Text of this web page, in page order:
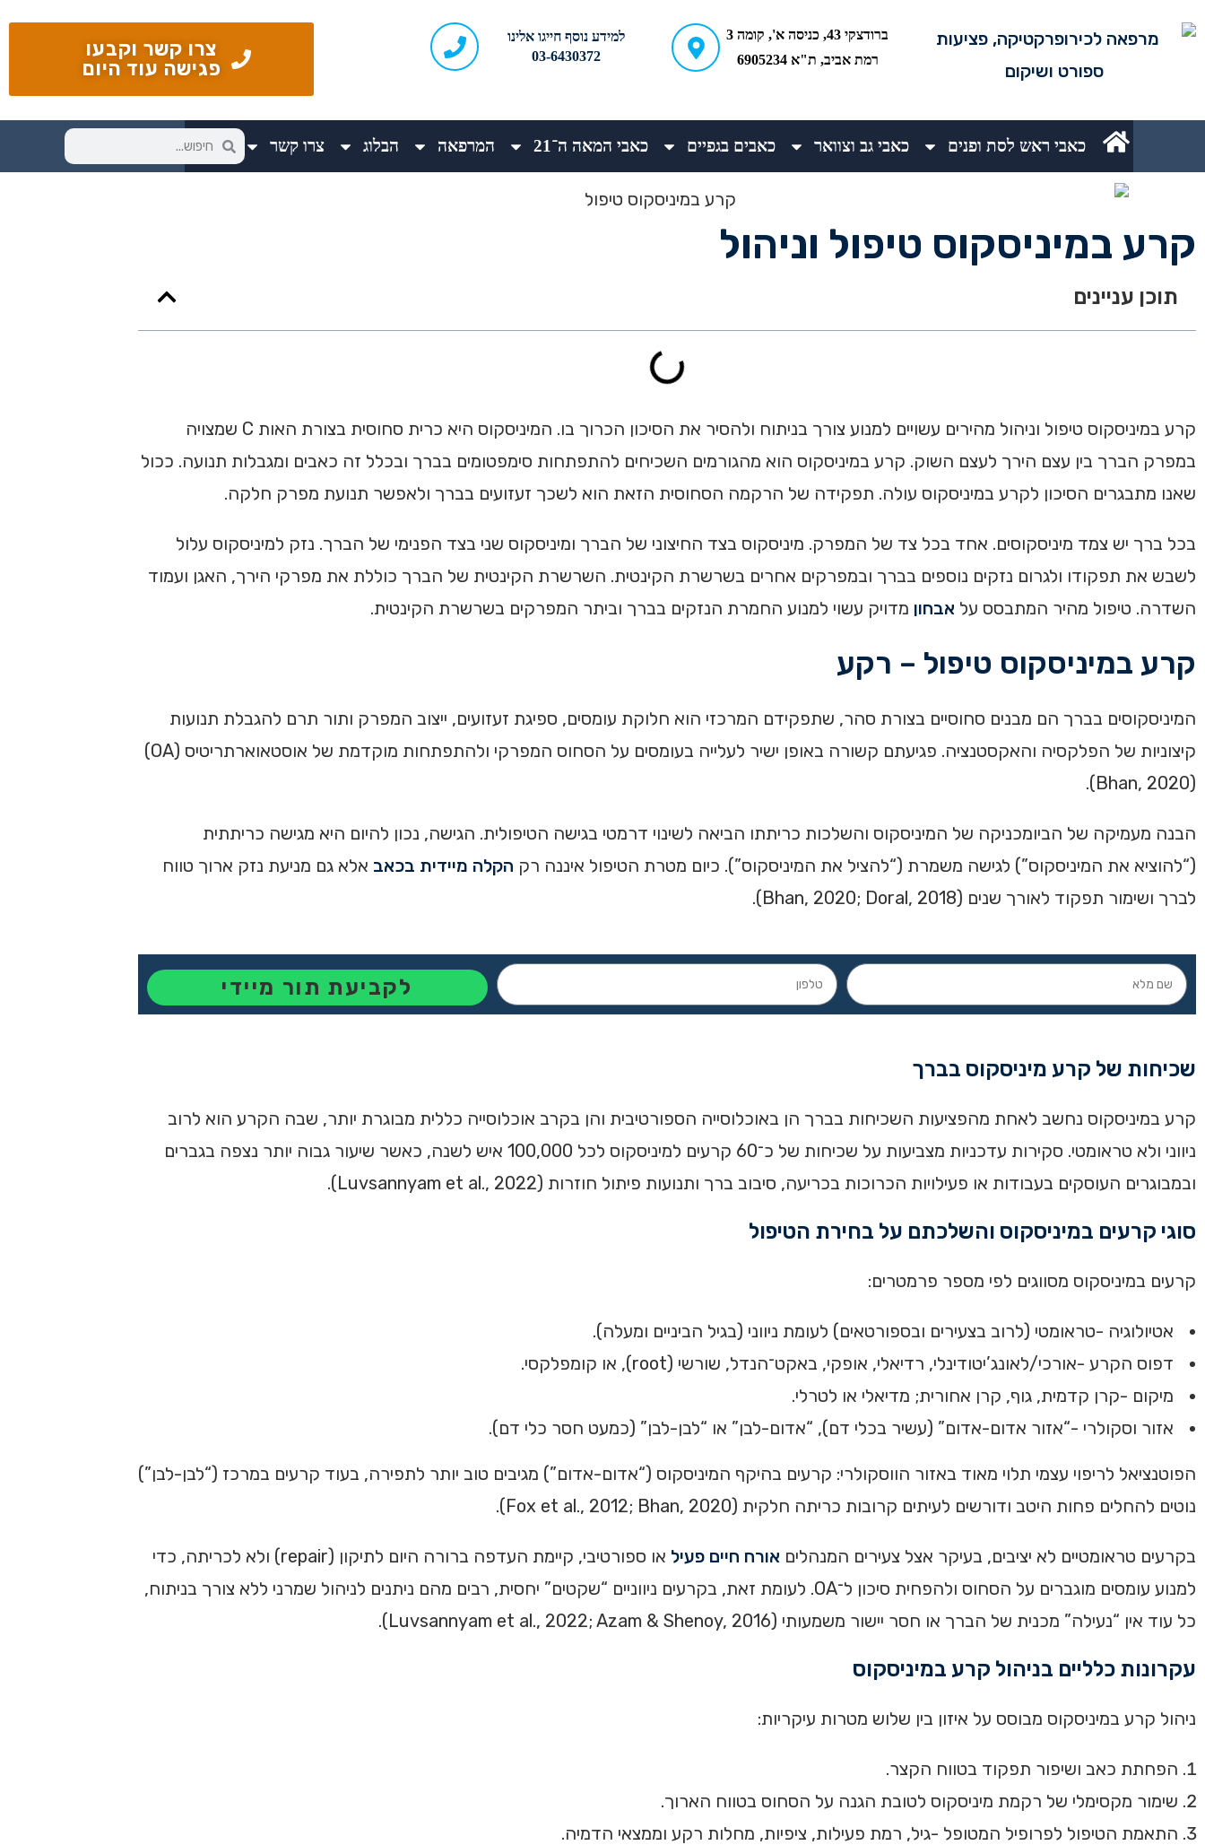
ברודצקי 43, כניסה א', קומה 3
רמת אביב, ת"א 6905234
למידע נוסף חייגו אלינו
03-6430372
צרו קשר וקבעו
פגישה עוד היום
כאבי ראש לסת ופנים כאבי גב וצוואר כאבים בגפיים כאבי המאה ה־21 המרפאה הבלוג צרו קשר
קרע במיניסקוס טיפול וניהול
תוכן עניינים
קרע במיניסקוס טיפול וניהול מהירים עשויים למנוע צורך בניתוח ולהסיר את הסיכון הכרוך בו. המיניסקוס היא כרית סחוסית בצורת האות C שמצויה
במפרק הברך בין עצם הירך לעצם השוק. קרע במיניסקוס הוא מהגורמים השכיחים להתפתחות סימפטומים בברך ובכלל זה כאבים ומגבלות תנועה. ככול
שאנו מתבגרים הסיכון לקרע במיניסקוס עולה. תפקידה של הרקמה הסחוסית הזאת הוא לשכך זעזועים בברך ולאפשר תנועת מפרק חלקה.
בכל ברך יש צמד מיניסקוסים. אחד בכל צד של המפרק. מיניסקוס בצד החיצוני של הברך ומיניסקוס שני בצד הפנימי של הברך. נזק למיניסקוס עלול
לשבש את תפקודו ולגרום נזקים נוספים בברך ובמפרקים אחרים בשרשרת הקינטית. השרשרת הקינטית של הברך כוללת את מפרקי הירך, האגן ועמוד
השדרה. טיפול מהיר המתבסס על אבחון מדויק עשוי למנוע החמרת הנזקים בברך וביתר המפרקים בשרשרת הקינטית.
קרע במיניסקוס טיפול – רקע
המיניסקוסים בברך הם מבנים סחוסיים בצורת סהר, שתפקידם המרכזי הוא חלוקת עומסים, ספיגת זעזועים, ייצוב המפרק ותור תרם להגבלת תנועות
קיצוניות של הפלקסיה והאקסטנציה. פגיעתם קשורה באופן ישיר לעלייה בעומסים על הסחוס המפרקי ולהתפתחות מוקדמת של אוסטאוארתריטיס (OA)
(Bhan, 2020).
הבנה מעמיקה של הביומכניקה של המיניסקוס והשלכות כריתתו הביאה לשינוי דרמטי בגישה הטיפולית. הגישה, נכון להיום היא מגישה כריתתית
(“להוציא את המיניסקוס”) לגישה משמרת (“להציל את המיניסקוס”). כיום מטרת הטיפול איננה רק הקלה מיידית בכאב אלא גם מניעת נזק ארוך טווח
לברך ושימור תפקוד לאורך שנים (Bhan, 2020; Doral, 2018).
לקביעת תור מיידי
שכיחות של קרע מיניסקוס בברך
קרע במיניסקוס נחשב לאחת מהפציעות השכיחות בברך הן באוכלוסייה הספורטיבית והן בקרב אוכלוסייה כללית מבוגרת יותר, שבה הקרע הוא לרוב
ניווני ולא טראומטי. סקירות עדכניות מצביעות על שכיחות של כ־60 קרעים למיניסקוס לכל 100,000 איש לשנה, כאשר שיעור גבוה יותר נצפה בגברים
ובמבוגרים העוסקים בעבודות או פעילויות הכרוכות בכריעה, סיבוב ברך ותנועות פיתול חוזרות (Luvsannyam et al., 2022).
סוגי קרעים במיניסקוס והשלכתם על בחירת הטיפול
קרעים במיניסקוס מסווגים לפי מספר פרמטרים:
אטיולוגיה -טראומטי (לרוב בצעירים ובספורטאים) לעומת ניווני (בגיל הביניים ומעלה).
דפוס הקרע -אורכי/לאונג’יטודינלי, רדיאלי, אופקי, באקט־הנדל, שורשי (root), או קומפלקסי.
מיקום -קרן קדמית, גוף, קרן אחורית; מדיאלי או לטרלי.
אזור וסקולרי -“אזור אדום-אדום” (עשיר בכלי דם), “אדום-לבן” או “לבן-לבן” (כמעט חסר כלי דם).
הפוטנציאל לריפוי עצמי תלוי מאוד באזור הווסקולרי: קרעים בהיקף המיניסקוס (“אדום-אדום”) מגיבים טוב יותר לתפירה, בעוד קרעים במרכז (“לבן-לבן”)
נוטים להחלים פחות היטב ודורשים לעיתים קרובות כריתה חלקית (Fox et al., 2012; Bhan, 2020).
בקרעים טראומטיים לא יציבים, בעיקר אצל צעירים המנהלים אורח חיים פעיל
או ספורטיבי, קיימת העדפה ברורה היום לתיקון (repair) ולא לכריתה, כדי
למנוע עומסים מוגברים על הסחוס ולהפחית סיכון ל־OA. לעומת זאת, בקרעים ניווניים “שקטים” יחסית, רבים מהם ניתנים לניהול שמרני ללא צורך בניתוח,
כל עוד אין “נעילה” מכנית של הברך או חסר יישור משמעותי (Luvsannyam et al., 2022; Azam & Shenoy, 2016).
עקרונות כלליים בניהול קרע במיניסקוס
ניהול קרע במיניסקוס מבוסס על איזון בין שלוש מטרות עיקריות:
הפחתת כאב ושיפור תפקוד בטווח הקצר.
שימור מקסימלי של רקמת מיניסקוס לטובת הגנה על הסחוס בטווח הארוך.
התאמת הטיפול לפרופיל המטופל -גיל, רמת פעילות, ציפיות, מחלות רקע וממצאי הדמיה.